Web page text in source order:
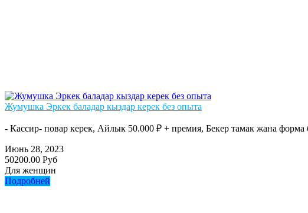
Жумушка Эркек баладар кыздар керек без опыта
- Кассир- повар керек, Айлык 50.000 ₽ + премия, Бекер тамак жана
Июнь 28, 2023
50200.00 Руб
Для женщин
Подробней